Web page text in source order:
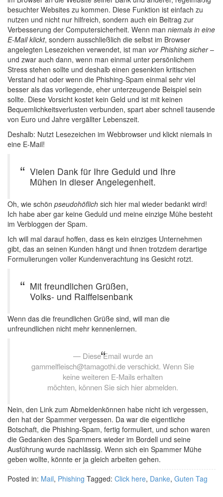
besuchter Websites zu kommen. Diese Funktion ist einfach zu
nutzen und nicht nur hilfreich, sondern auch ein Beitrag zur
Verbesserung der Computersicherheit. Wenn man niemals in eine
E-Mail klickt, sondern ausschließlich die selbst im Browser
angelegten Lesezeichen verwendet, ist man vor Phishing sicher–
und zwar auch dann, wenn man einmal unter persönlichem
Stress stehen sollte und deshalb einen gesenkten kritischen
Verstand hat oder wenn die Phishing-Spam einmal sehr viel
besser als das vorliegende, eher unterzeugende Beispiel sein
sollte. Diese Vorsicht kostet kein Geld und ist mit keinen
Bequemlichkeitsverlusten verbunden, spart aber schnell tausende
von Euro und Jahre vergällter Lebenszeit.
Deshalb: Nutzt Lesezeichen im Webbrowser und klickt niemals in
eine E-Mail!
Vielen Dank für Ihre Geduld und Ihre
Mühen in dieser Angelegenheit.
Oh, wie schön pseudohöflich sich hier mal wieder bedankt wird!
Ich habe aber gar keine Geduld und meine einzige Mühe besteht
im Verbloggen der Spam.
Ich will mal darauf hoffen, dass es kein einziges Unternehmen
gibt, das an seinen Kunden hängt und ihnen trotzdem derartige
Formulierungen voller Kundenverachtung ins Gesicht rotzt.
Mit freundlichen Grüßen,
Volks- und Raiffeisenbank
Wenn das die freundlichen Grüße sind, will man die
unfreundlichen nicht mehr kennenlernen.
Diese Email wurde an
gammelfleisch@tamagothi.de verschickt. Wenn Sie
keine weiteren E-Mails erhalten
möchten, können Sie sich hier abmelden.
Nein, den Link zum Abmeldenkönnen habe nicht ich vergessen,
den hat der Spammer vergessen. Da war die eigentliche
Botschaft, die Phishing-Spam, fertig formuliert, und schon waren
die Gedanken des Spammers wieder im Bordell und seine
Ausführung wurde nachlässig. Wenn sich ein Spammer Mühe
geben wollte, könnte er ja gleich arbeiten gehen.
Posted in: Mail, Phishing Tagged: Click here, Danke, Guten Tag